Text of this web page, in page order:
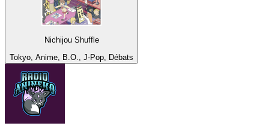
Nichijou Shuffle
Tokyo, Anime, B.O., J-Pop, Débats